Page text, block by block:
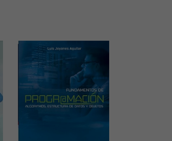
del alumnado, a través de
de enfoque claramente
los contenidos curriculares
Uso de
en la experimentación, la práctica y
y abierta, adaptada a diferentes
educativos.<BR>-
de las mismas en base a la
evaluar, crear).<BR>-Énfasis
a través de las diferentes